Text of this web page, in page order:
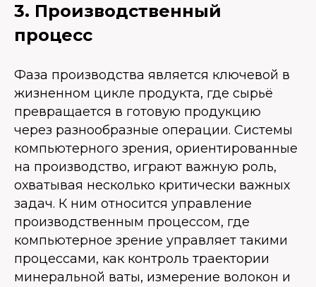
3. Производственный
процесс
Фаза производства является ключевой в
жизненном цикле продукта, где сырьё
превращается в готовую продукцию
через разнообразные операции. Системы
компьютерного зрения, ориентированные
на производство, играют важную роль,
охватывая несколько критически важных
задач. К ним относится управление
производственным процессом, где
компьютерное зрение управляет такими
процессами, как контроль траектории
минеральной ваты, измерение волокон и